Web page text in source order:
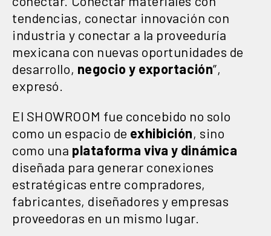
tendencias, conectar innovación con
industria y conectar a la proveeduría
mexicana con nuevas oportunidades de
desarrollo, negocio y exportación”,
expresó.
El SHOWROOM fue concebido no solo
como un espacio de exhibición, sino
como una plataforma viva y dinámica
diseñada para generar conexiones
estratégicas entre compradores,
fabricantes, diseñadores y empresas
proveedoras en un mismo lugar.